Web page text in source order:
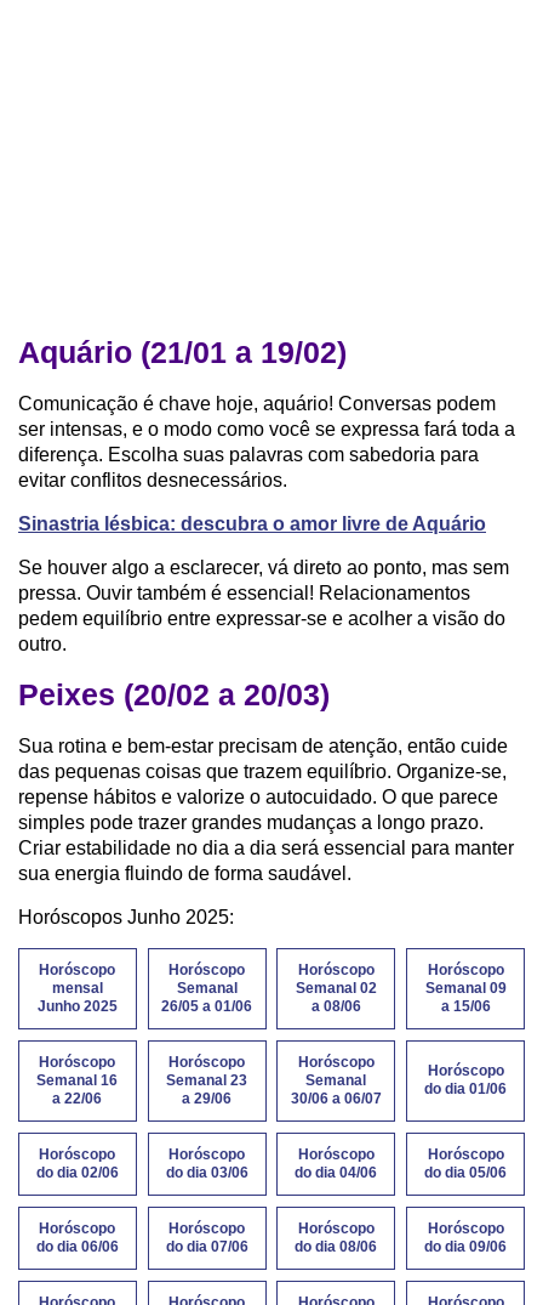
Aquário (21/01 a 19/02)
Comunicação é chave hoje, aquário! Conversas podem
ser intensas, e o modo como você se expressa fará toda a
diferença. Escolha suas palavras com sabedoria para
evitar conflitos desnecessários.
Sinastria lésbica: descubra o amor livre de Aquário
Se houver algo a esclarecer, vá direto ao ponto, mas sem
pressa. Ouvir também é essencial! Relacionamentos
pedem equilíbrio entre expressar-se e acolher a visão do
outro.
Peixes (20/02 a 20/03)
Sua rotina e bem-estar precisam de atenção, então cuide
das pequenas coisas que trazem equilíbrio. Organize-se,
repense hábitos e valorize o autocuidado. O que parece
simples pode trazer grandes mudanças a longo prazo.
Criar estabilidade no dia a dia será essencial para manter
sua energia fluindo de forma saudável.
Horóscopos Junho 2025:
Horóscopo
mensal
Junho 2025
Horóscopo
Semanal
26/05 a 01/06
Horóscopo
Semanal 02
a 08/06
Horóscopo
Semanal 09
a 15/06
Horóscopo
Semanal 16
a 22/06
Horóscopo
Semanal 23
a 29/06
Horóscopo
Semanal
30/06 a 06/07
Horóscopo
do dia 01/06
Horóscopo
do dia 02/06
Horóscopo
do dia 03/06
Horóscopo
do dia 04/06
Horóscopo
do dia 05/06
Horóscopo
do dia 06/06
Horóscopo
do dia 07/06
Horóscopo
do dia 08/06
Horóscopo
do dia 09/06